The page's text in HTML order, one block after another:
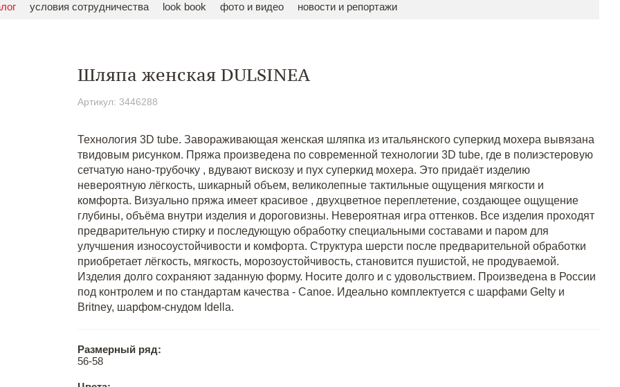
условия сотрудничества look book фото и видео новости и репортажи
Шляпа женская DULSINEA
Артикул: 3446288
Технология 3D tube. Завораживающая женская шляпка из итальянского суперкид мохера вывязана
твидовым рисунком. Пряжа произведена по современной технологии 3D tube, где в полиэстеровую
сетчатую нано-трубочку , вдувают вискозу и пух суперкид мохера. Это придаёт изделию
невероятную лёгкость, шикарный объем, великолепные тактильные ощущения мягкости и
комфорта. Визуально пряжа имеет красивое , двухцветное переплетение, создающее ощущение
глубины, объёма внутри изделия и дороговизны. Невероятная игра оттенков. Все изделия проходят
предварительную стирку и последующую обработку специальными составами и паром для
улучшения износоустойчивости и комфорта. Структура шерсти после предварительной обработки
приобретает лёгкость, мягкость, морозоустойчивость, становится пушистой, не продуваемой.
Изделия долго сохраняют заданную форму. Носите долго и с удовольствием. Произведена в России
под контролем и по стандартам качества - Canoe. Идеально комплектуется с шарфами Gelty и
Britney, шарфом-снудом Idella.
Размерный ряд:
56-58